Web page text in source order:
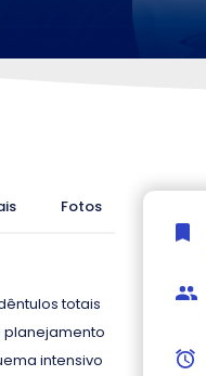
Fotos
totais
planejamento
intensivo